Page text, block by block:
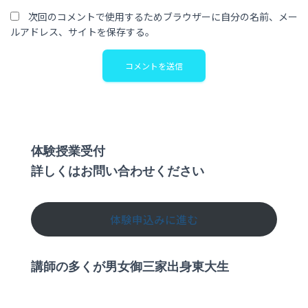
次回のコメントで使用するためブラウザーに自分の名前、メー
ルアドレス、サイトを保存する。
体験授業受付
詳しくはお問い合わせください
体験申込みに進む
講師の多くが男女御三家出身東大生